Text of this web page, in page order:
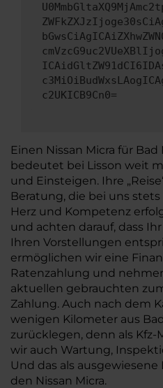
c2UKICB9Cn0=
Einen Nissan Micra für
bedeutet bei Lisson weit
und Einsteigen. Ihre
Beratung, die bei uns
Herz und Kompetenz
und achten darauf, dass
Ihren Vorstellungen
ermöglichen wir eine
Ratenzahlung und
aktuellen gebrauchten
Zahlung. Auch nach dem
wenigen Kilometer aus
zurücklegen, denn als
wir auch Wartung,
Und das als
den Nissan Micra.